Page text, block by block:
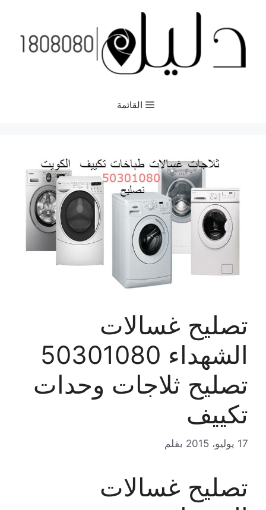
المحتوى
القائمة
تصليح غسالات
الشهداء 50301080
تصليح ثلاجات وحدات
تكييف
17 يوليو، 2015 بقلم
تصليح غسالات